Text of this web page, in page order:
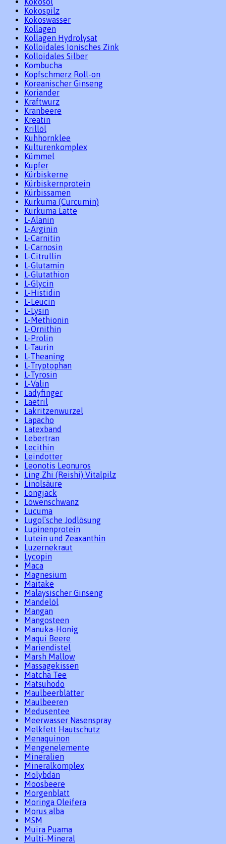
Kokospilz
Kokoswasser
Kollagen
Kollagen Hydrolysat
Kolloidales Ionisches Zink
Kolloidales Silber
Kombucha
Kopfschmerz Roll-on
Koreanischer Ginseng
Koriander
Kraftwurz
Kranbeere
Kreatin
Krillöl
Kuhhornklee
Kulturenkomplex
Kümmel
Kupfer
Kürbiskerne
Kürbiskernprotein
Kürbissamen
Kurkuma (Curcumin)
Kurkuma Latte
L-Alanin
L-Arginin
L-Carnitin
L-Carnosin
L-Citrullin
L-Glutamin
L-Glutathion
L-Glycin
L-Histidin
L-Leucin
L-Lysin
L-Methionin
L-Ornithin
L-Prolin
L-Taurin
L-Theaning
L-Tryptophan
L-Tyrosin
L-Valin
Ladyfinger
Laetril
Lakritzenwurzel
Lapacho
Latexband
Lebertran
Lecithin
Leindotter
Leonotis Leonuros
Ling Zhi (Reishi) Vitalpilz
Linolsäure
Longjack
Löwenschwanz
Lucuma
Lugol`sche Jodlösung
Lupinenprotein
Lutein und Zeaxanthin
Luzernekraut
Lycopin
Maca
Magnesium
Maitake
Malaysischer Ginseng
Mandelöl
Mangan
Mangosteen
Manuka-Honig
Maqui Beere
Mariendistel
Marsh Mallow
Massagekissen
Matcha Tee
Matsuhodo
Maulbeerblätter
Maulbeeren
Medusentee
Meerwasser Nasenspray
Melkfett Hautschutz
Menaquinon
Mengenelemente
Mineralien
Mineralkomplex
Molybdän
Moosbeere
Morgenblatt
Moringa Oleifera
Morus alba
MSM
Muira Puama
Multi-Mineral